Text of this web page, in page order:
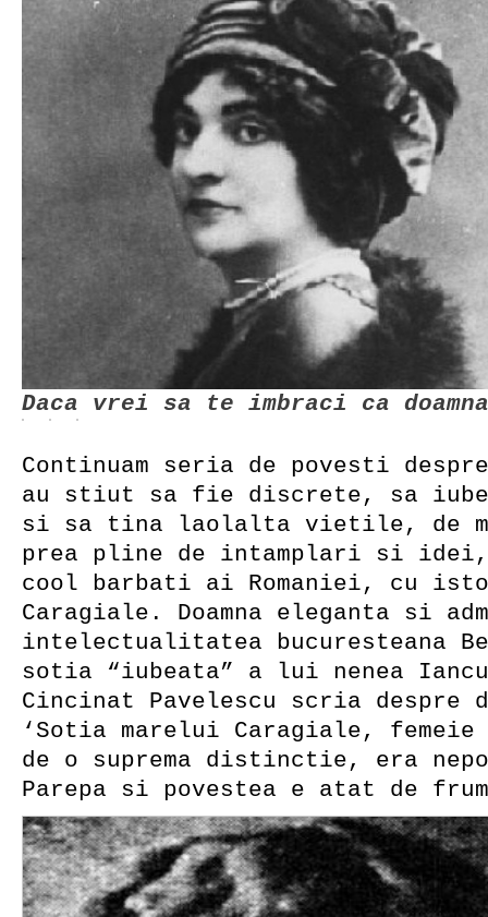
Daca vrei sa te imbraci ca
Continuam seria de povesti
au stiut sa fie discrete, sa
si sa tina laolalta vietile, de
prea pline de intamplari si
cool barbati ai Romaniei, cu
Caragiale. Doamna eleganta si
intelectualitatea bucuresteana
sotia “iubeata” a lui nenea
Cincinat Pavelescu scria despre
‘Sotia marelui Caragiale,
de o suprema distinctie, era
Parepa si povestea e atat de